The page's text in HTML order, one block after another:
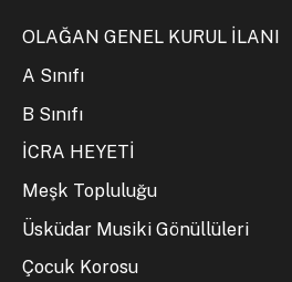
OLAĞAN GENEL KURUL İLANI
A Sınıfı
B Sınıfı
İCRA HEYETİ
Meşk Topluluğu
Üsküdar Musiki Gönüllüleri
Çocuk Korosu